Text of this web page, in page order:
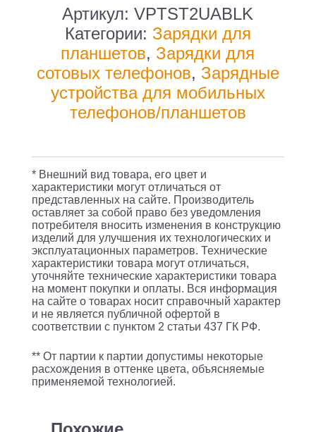
зар./
устр.
Vipe
12W
2.4A
универсальное
(плохая
упаковка)
Артикул:VPTST2UABLK
Категории: Зарядки для
планшетов, Зарядки для
сотовых телефонов, Зарядные
устройства для мобильных
телефонов/планшетов
* Внешний вид товара, его цвет и
характеристики могут отличаться от
представленных на сайте. Производитель
оставляет за собой право без уведомления
потребителя вносить изменения в конструкцию
изделий для улучшения их технологических и
эксплуатационных параметров. Технические
характеристики товара могут отличаться,
уточняйте технические характеристики товара
на момент покупки и оплаты. Вся информация
на сайте о товарах носит справочный характер
и не является публичной офертой в
соответствии с пунктом 2 статьи 437 ГК РФ.
** От партии к партии допустимы некоторые
расхождения в оттенке цвета, объясняемые
применяемой технологией.